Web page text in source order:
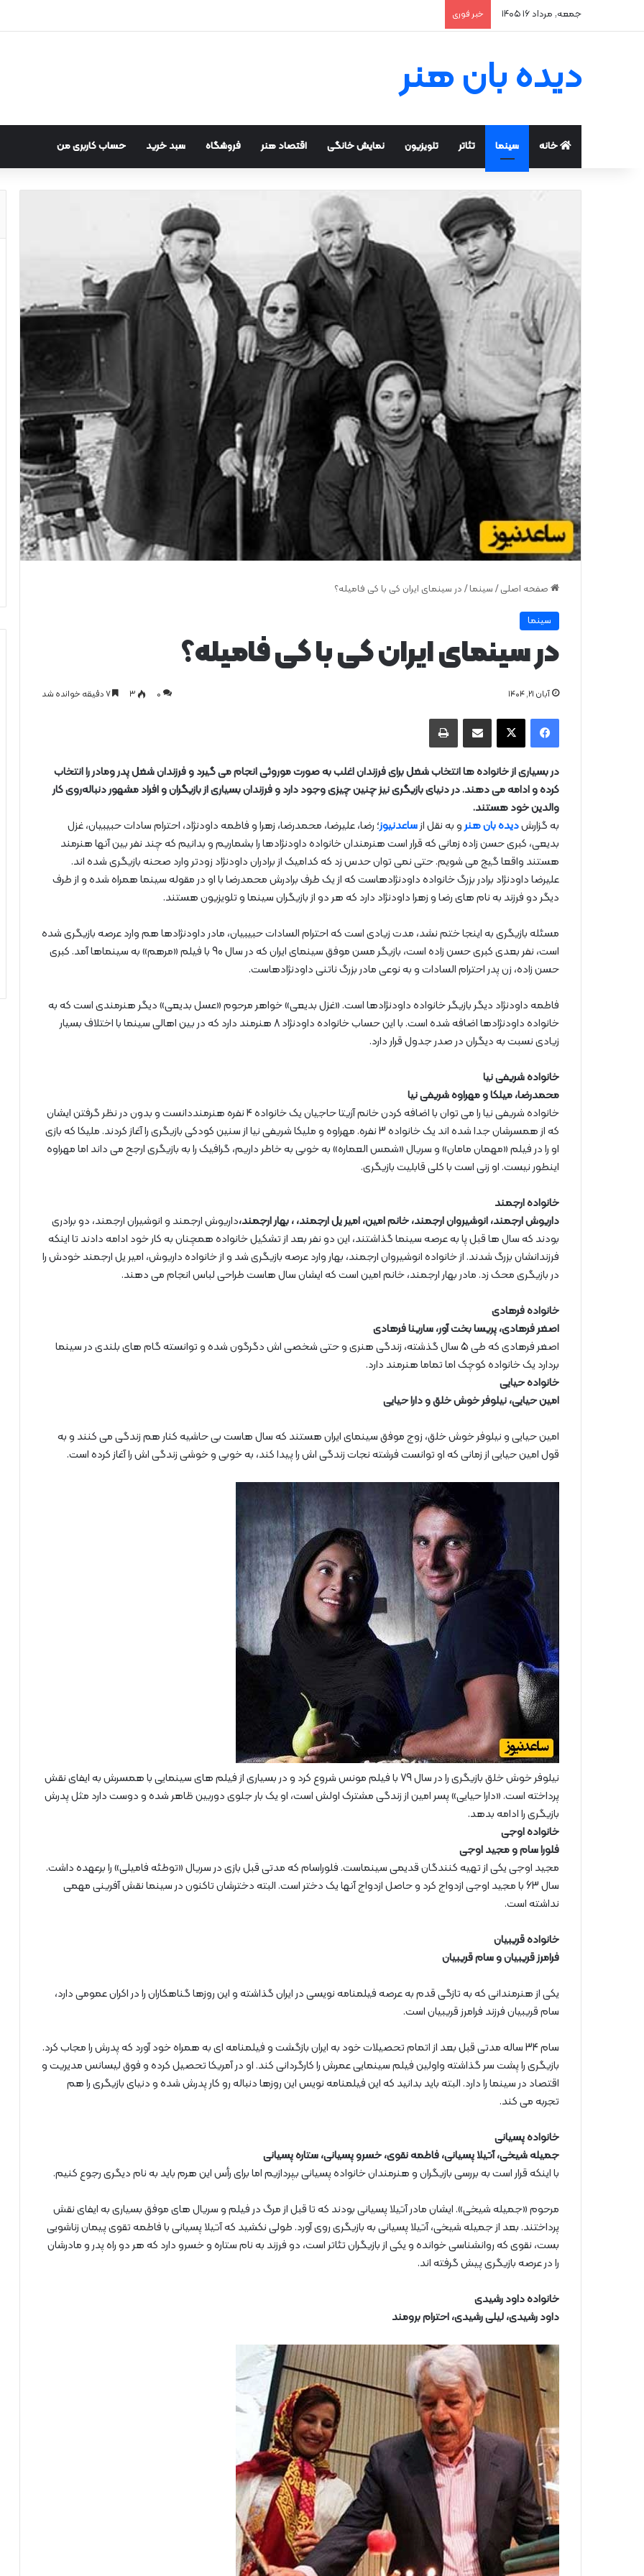
جمعه, مرداد ۱۶ ۱۴۰۵ خبر فوری
دیده بان هنر
خانه سینما تئاتر تلویزیون نمایش خانگی اقتصاد هنر فروشگاه سبد خرید حساب کاربری من
صفحه اصلی / سینما / در سینمای ایران کی با کی فامیله؟
سینما
در سینمای ایران کی با کی فامیله؟
آبان ۲۱, ۱۴۰۴ 0 ۳
فیس بوک X از طریق ایمیل به اشتراک بگذارید چاپ
در بسیاری از خانواده ها انتخاب شغل برای فرزندان اغلب به صورت موروثی انجام می گیرد و فرزندان شغل پدر ومادر را انتخاب
کرده و ادامه می دهند. در دنیای بازیگری نیز چنین چیزی وجود دارد و فرزندان بسیاری از بازیگران و افراد مشهور دنباله‌روی کار
والدین خود هستند.
به گزارشدیده بان هنرو به نقل ازساعدنیوز؛ رضا، علیرضا، محمدرضا، زهرا و فاطمه داودنژاد، احترام سادات حبیبیان، غزل
بدیعی، کبری حسن زاده زمانی که قرار است هنرمندان خانواده داودنژادها را بشماریم و بدانیم که چند نفر بین آنها هنرمند
هستند واقعا گیج می شویم. حتی نمی توان حدس زد که کدامیک از برادران داودنژاد زودتر وارد صحنه بازیگری شده اند.
علیرضا داودنژاد برادر بزرگ خانواده داودنژادهاست که از یک طرف برادرش محمدرضا با او در مقوله سینما همراه شده و از طرف
دیگر دو فرزند به نام های رضا و زهرا داودنژاد دارد که هر دو از بازیگران سینما و تلویزیون هستند.
مسئله بازیگری به اینجا ختم نشد، مدت زیادی است که احترام السادات حبیبیان، مادر داودنژادها هم وارد عرصه بازیگری شده
است، نفر بعدی کبری حسن زاده است، بازیگر مسن موفق سینمای ایران که در سال 90 با فیلم «مرهم» به سینماها آمد. کبری
حسن زاده، زن پدر احترام السادات و به نوعی مادر بزرگ ناتنی داودنژادهاست.
فاطمه داودنژاد دیگر بازیگر خانواده داودنژادها است. «غزل بدیعی» خواهر مرحوم «عسل بدیعی» دیگر هنرمندی است که به
خانواده داودنژادها اضافه شده است. با این حساب خانواده داودنژاد 8 هنرمند دارد که در بین اهالی سینما با اختلاف بسیار
زیادی نسبت به دیگران در صدر جدول قرار دارد.
خانواده شریفی نیا
محمدرضا، میلکا و مهراوه شریفی نیا
خانواده شریفی نیا را می توان با اضافه کردن خانم آزیتا حاجیان یک خانواده 4 نفره هنرمنددانست و بدون در نظر گرفتن ایشان
که از همسرشان جدا شده اند یک خانواده 3 نفره. مهراوه و ملیکا شریفی نیا از سنین کودکی بازیگری را آغاز کردند. ملیکا که بازی
او را در فیلم «مهمان مامان» و سریال «شمس العماره» به خوبی به خاطر داریم، گرافیک را به بازیگری ارجح می داند اما مهراوه
اینطور نیست. او زنی است با کلی قابلیت بازیگری.
خانواده ارجمند
داریوش ارجمند، انوشیروان ارجمند، خانم امین، امیر یل ارجمند، ، بهار ارجمند،داریوش ارجمند و انوشیران ارجمند، دو برادری
بودند که سال ها قبل پا به عرصه سینما گذاشتند، این دو نفر بعد از تشکیل خانواده همچنان به کار خود ادامه دادند تا اینکه
فرزندانشان بزرگ شدند. از خانواده انوشیروان ارجمند، بهار وارد عرصه بازیگری شد و از خانواده داریوش، امیر یل ارجمند خودش را
در بازیگری محک زد. مادر بهار ارجمند، خانم امین است که ایشان سال هاست طراحی لباس انجام می دهند.
خانواده فرهادی
اصغر فرهادی، پریسا بخت آور، سارینا فرهادی
اصغر فرهادی که طی 5 سال گذشته، زندگی هنری و حتی شخصی اش دگرگون شده و توانسته گام های بلندی در سینما
بردارد یک خانواده کوچک اما تماما هنرمند دارد.
خانواده حیایی
امین حیایی، نیلوفر خوش خلق و دارا حیایی
امین حیایی و نیلوفر خوش خلق، زوج موفق سینمای ایران هستند که سال هاست بی حاشیه کنار هم زندگی می کنند و به
قول امین حیایی از زمانی که او توانست فرشته نجات زندگی اش را پیدا کند، به خوبی و خوشی زندگی اش را آغاز کرده است.
نیلوفر خوش خلق بازیگری را در سال 79 با فیلم مونس شروع کرد و در بسیاری از فیلم های سینمایی با همسرش به ایفای نقش
پرداخته است. «دارا حیایی» پسر امین از زندگی مشترک اولش است، او یک بار جلوی دوربین ظاهر شده و دوست دارد مثل پدرش
بازیگری را ادامه بدهد.
خانواده اوجی
فلورا سام و مجید اوجی
مجید اوجی یکی از تهیه کنندگان قدیمی سینماست. فلوراسام که مدتی قبل بازی در سریال «توطئه فامیلی» را برعهده داشت.
سال 63 با مجید اوجی ازدواج کرد و حاصل ازدواج آنها یک دختر است. البته دخترشان تاکنون در سینما نقش آفرینی مهمی
نداشته است.
خانواده قریبیان
فرامرز قریبیان و سام قریبیان
یکی از هنرمندانی که به تازگی قدم به عرصه فیلمنامه نویسی در ایران گذاشته و این روزها گناهکاران را در اکران عمومی دارد،
سام قریبیان فرزند فرامرز قریبیان است.
سام 34 ساله مدتی قبل بعد از اتمام تحصیلات خود به ایران بازگشت و فیلمنامه ای به همراه خود آورد که پدرش را مجاب کرد.
بازیگری را پشت سر گذاشته واولین فیلم سینمایی عمرش را کارگردانی کند. او در آمریکا تحصیل کرده و فوق لیسانس مدیریت و
اقتصاد در سینما را دارد. البته باید بدانید که این فیلمنامه نویس این روزها دنباله رو کار پدرش شده و دنیای بازیگری را هم
تجربه می کند.
خانواده پسیانی
جمیله شیخی، آتیلا پسیانی، فاطمه نقوی، خسرو پسیانی، ستاره پسیانی
با اینکه قرار است به بررسی بازیگران و هنرمندان خانواده پسیانی بپردازیم اما برای رأس این هرم باید به نام دیگری رجوع کنیم.
مرحوم «جمیله شیخی». ایشان مادر آتیلا پسیانی بودند که تا قبل از مرگ در فیلم و سریال های موفق بسیاری به ایفای نقش
پرداختند. بعد از جمیله شیخی، آتیلا پسیانی به بازیگری روی آورد. طولی نکشید که آتیلا پسیانی با فاطمه تقوی پیمان زناشویی
بست، نقوی که روانشناسی خوانده و یکی از بازیگران تئاتر است، دو فرزند به نام ستاره و خسرو دارد که هر دو راه پدر و مادرشان
را در عرصه بازیگری پیش گرفته اند.
خانواده داود رشیدی
داود رشیدی، لیلی رشیدی، احترام برومند